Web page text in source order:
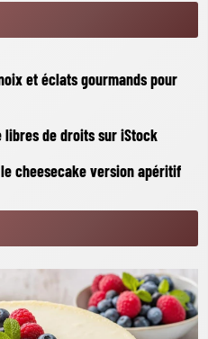
et éclats gourmands pour
libres de droits sur iStock
cheesecake version apéritif